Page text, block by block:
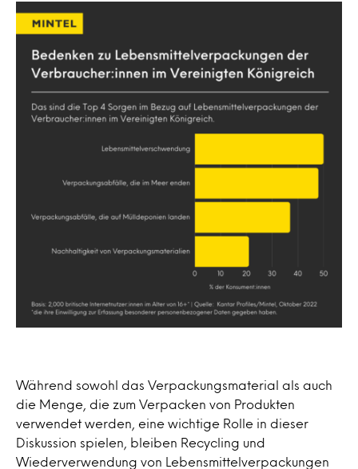
Während sowohl das Verpackungsmaterial als auch
die Menge, die zum Verpacken von Produkten
verwendet werden, eine wichtige Rolle in dieser
Diskussion spielen, bleiben Recycling und
Wiederverwendung von Lebensmittelverpackungen